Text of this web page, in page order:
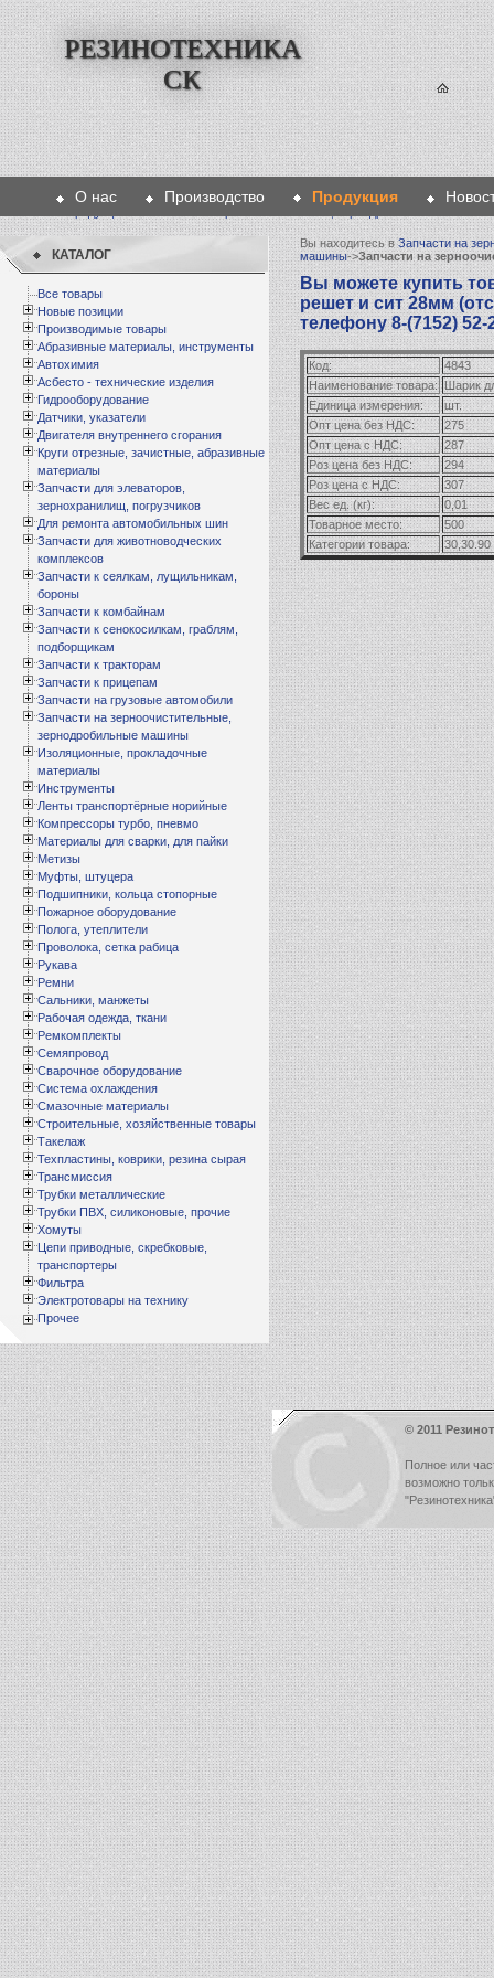
РЕЗИНОТЕХНИКА
СК
О нас Производство Продукция
КАТАЛОГ
Все товары
Новые позиции
Производимые товары
Абразивные материалы, инструменты
Автохимия
Асбесто - технические изделия
Гидрооборудование
Датчики, указатели
Двигателя внутреннего сгорания
Круги отрезные, зачистные, абразивные
материалы
Запчасти для элеваторов,
зернохранилищ, погрузчиков
Для ремонта автомобильных шин
Запчасти для животноводческих
комплексов
Запчасти к сеялкам, лущильникам,
бороны
Запчасти к комбайнам
Запчасти к сенокосилкам, граблям,
подборщикам
Запчасти к тракторам
Запчасти к прицепам
Запчасти на грузовые автомобили
Запчасти на зерноочистительные,
зернодробильные машины
Изоляционные, прокладочные
материалы
Инструменты
Ленты транспортёрные норийные
Компрессоры турбо, пневмо
Материалы для сварки, для пайки
Метизы
Муфты, штуцера
Подшипники, кольца стопорные
Пожарное оборудование
Полога, утеплители
Проволока, сетка рабица
Рукава
Ремни
Сальники, манжеты
Рабочая одежда, ткани
Ремкомплекты
Семяпровод
Сварочное оборудование
Система охлаждения
Смазочные материалы
Строительные, хозяйственные товары
Такелаж
Техпластины, коврики, резина сырая
Трансмиссия
Трубки металлические
Трубки ПВХ, силиконовые, прочие
Хомуты
Цепи приводные, скребковые,
транспортеры
Фильтра
Электротовары на технику
Прочее
Вы находитесь вЗапчасти на
машины->Запчасти на
Вы можете купить
решет и сит 28мм
телефону 8-(7152) 52-
Код:
4843
Наименование товара: Шарик
Единица измерения:
шт.
Опт цена без НДС:
275
Опт цена с НДС:
287
Роз цена без НДС:
294
Роз цена с НДС:
307
Вес ед. (кг):
0,01
Товарное место:
500
Категории товара:
30,30.90
© 2011
Полное или
возможно